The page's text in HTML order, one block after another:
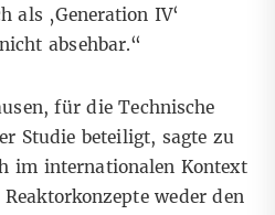
als ‚Generation IV‘
absehbar.“
für die Technische
Studie beteiligt, sagte zu
im internationalen Kontext
weder den